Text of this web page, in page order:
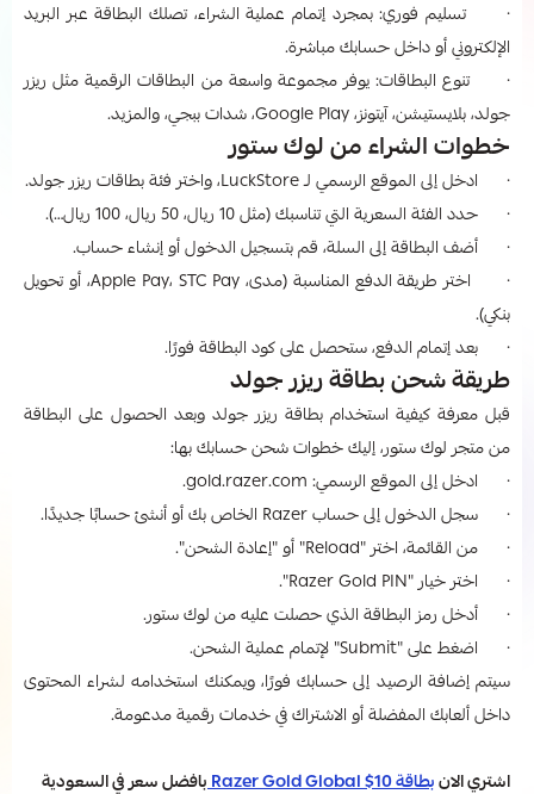
· تسليم فوري: بمجرد إتمام عملية الشراء، تصلك البطاقة عبر البريد
الإلكتروني أو داخل حسابك مباشرة.
· تنوع البطاقات: يوفر مجموعة واسعة من البطاقات الرقمية مثل ريزر
جولد، بلايستيشن، آيتونز، Google Play، شدات ببجي، والمزيد.
خطوات الشراء من لوك ستور
· ادخل إلى الموقع الرسمي لـ LuckStore، واختر فئة بطاقات ريزر جولد.
· حدد الفئة السعرية التي تناسبك (مثل 10 ريال، 50 ريال، 100 ريال…).
· أضف البطاقة إلى السلة، قم بتسجيل الدخول أو إنشاء حساب.
· اختر طريقة الدفع المناسبة (مدى، Apple Pay، STC Pay، أو تحويل
بنكي).
· بعد إتمام الدفع، ستحصل على كود البطاقة فورًا.
طريقة شحن بطاقة ريزر جولد
قبل معرفة كيفية استخدام بطاقة ريزر جولد وبعد الحصول على البطاقة
من متجر لوك ستور، إليك خطوات شحن حسابك بها:
· ادخل إلى الموقع الرسمي: gold.razer.com.
· سجل الدخول إلى حساب Razer الخاص بك أو أنشئ حسابًا جديدًا.
· من القائمة، اختر "Reload" أو "إعادة الشحن".
· اختر خيار "Razer Gold PIN".
· أدخل رمز البطاقة الذي حصلت عليه من لوك ستور.
· اضغط على "Submit" لإتمام عملية الشحن.
سيتم إضافة الرصيد إلى حسابك فورًا، ويمكنك استخدامه لشراء المحتوى
داخل ألعابك المفضلة أو الاشتراك في خدمات رقمية مدعومة.
اشتري الانبطاقة 10$ Razer Gold Global بافضل سعر في السعودية